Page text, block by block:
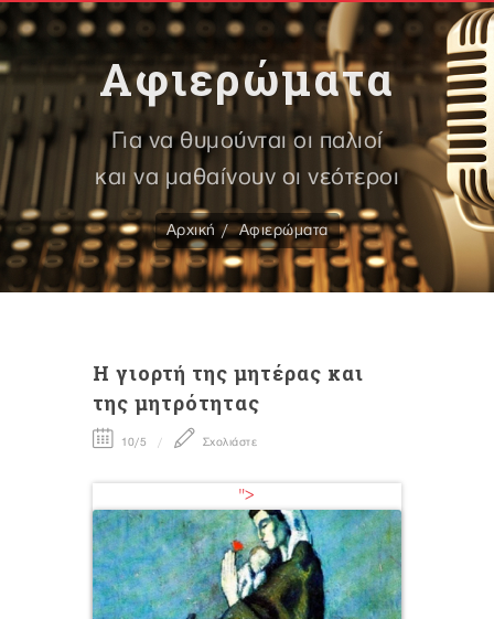
Αφιερώματα
Για να θυμούνται οι παλιοί
και να μαθαίνουν οι νεότεροι
Αρχική Αφιερώματα
Η γιορτή της μητέρας και
της μητρότητας
10/5 Σχολιάστε
">